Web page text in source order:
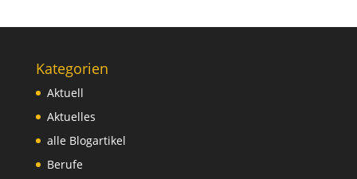
Kategorien
Aktuell
Aktuelles
alle Blogartikel
Berufe